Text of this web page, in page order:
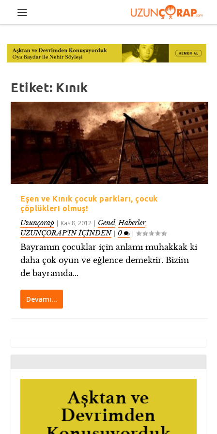
Etiket: Kınık
Eşen ve Kınık çocuk parkları, çocuk
çöplükleri olmuş!
Uzunçorap | Kas 8, 2012 | Genel,Haberler,
UZUNÇORAP’IN İÇİNDEN| 0 |
Bayramın çocuklar için anlamı muhakkak ki
daha çok oyun ve eğlence demektir. Bizim
de bayramda...
Devamı…